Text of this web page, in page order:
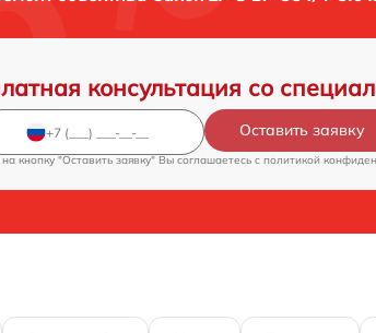
консультация со
Оставить заявку
кнопку "Оставить заявку" Вы соглашаетесь c политикой